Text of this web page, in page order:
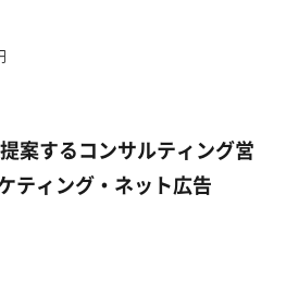
案するコンサルティング営
ティング・ネット広告